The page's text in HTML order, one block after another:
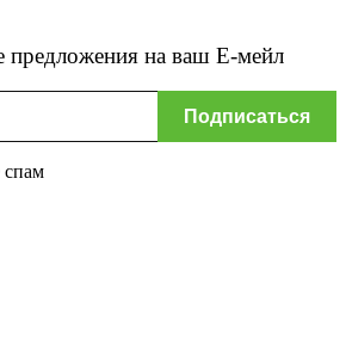
предложения на ваш Е-мейл
спам